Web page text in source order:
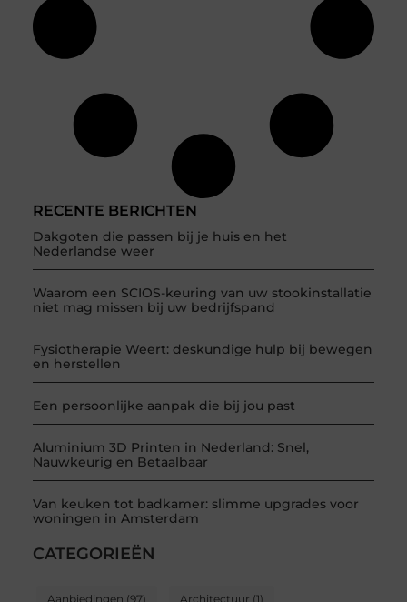
RECENTE BERICHTEN
Dakgoten die passen bij je huis en het
Nederlandse weer
Waarom een SCIOS-keuring van uw stookinstallatie
niet mag missen bij uw bedrijfspand
Fysiotherapie Weert: deskundige hulp bij bewegen
en herstellen
Een persoonlijke aanpak die bij jou past
Aluminium 3D Printen in Nederland: Snel,
Nauwkeurig en Betaalbaar
Van keuken tot badkamer: slimme upgrades voor
woningen in Amsterdam
CATEGORIEËN
Aanbiedingen (97) Architectuur (1)